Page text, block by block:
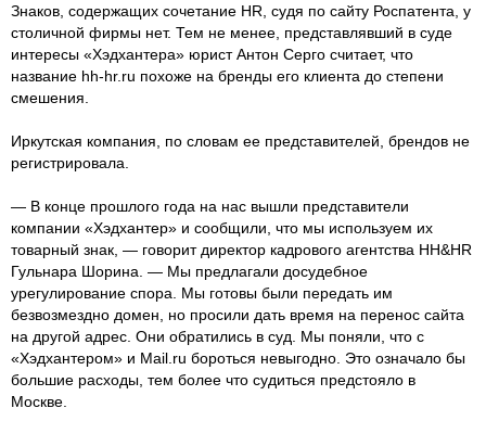
Знаков, содержащих сочетание HR, судя по сайту Роспатента, у
столичной фирмы нет. Тем не менее, представлявший в суде
интересы «Хэдхантера» юрист Антон Серго считает, что
название hh-hr.ru похоже на бренды его клиента до степени
смешения.
Иркутская компания, по словам ее представителей, брендов не
регистрировала.
— В конце прошлого года на нас вышли представители
компании «Хэдхантер» и сообщили, что мы используем их
товарный знак, — говорит директор кадрового агентства HH&HR
Гульнара Шорина. — Мы предлагали досудебное
урегулирование спора. Мы готовы были передать им
безвозмездно домен, но просили дать время на перенос сайта
на другой адрес. Они обратились в суд. Мы поняли, что с
«Хэдхантером» и Mail.ru бороться невыгодно. Это означало бы
большие расходы, тем более что судиться предстояло в
Москве.